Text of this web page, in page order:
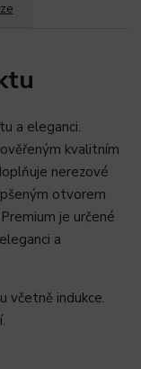
a eleganci.
kvalitním
nerezové
otvorem
je určené
a
včetně indukce.